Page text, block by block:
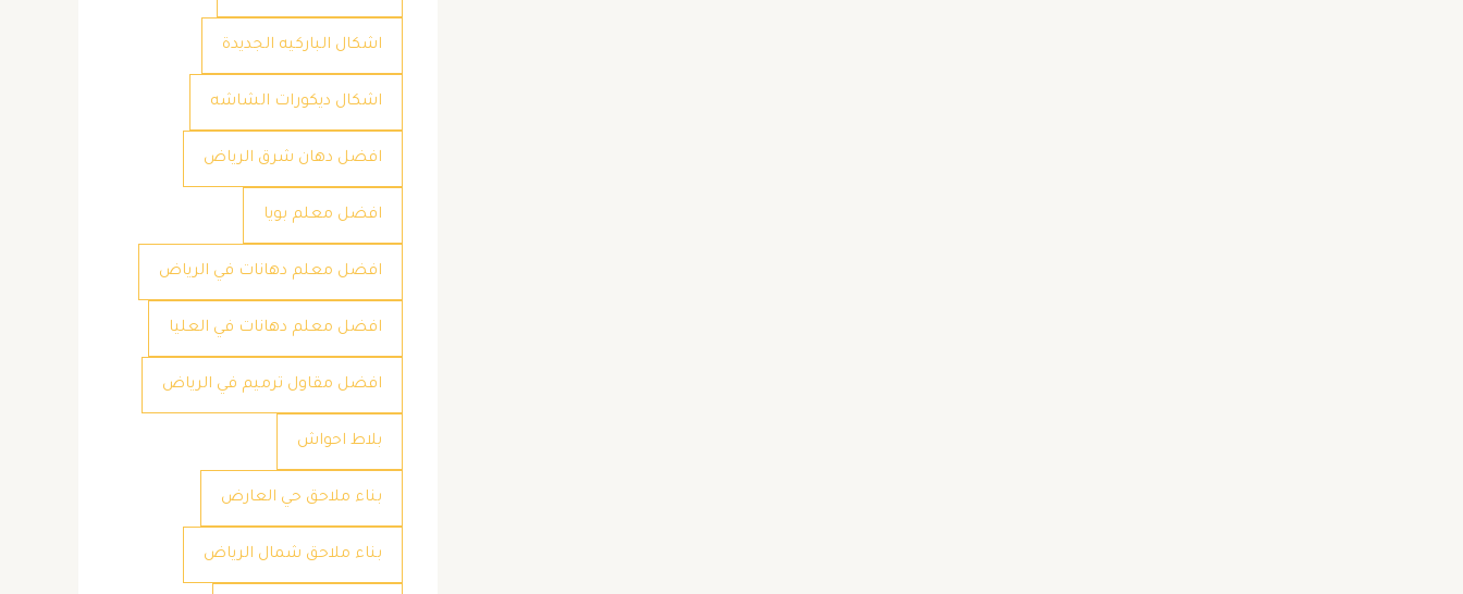
اشكال الباركيه الجديدة
اشكال ديكورات الشاشه
افضل دهان شرق الرياض
افضل معلم بويا
افضل معلم دهانات في الرياض
افضل معلم دهانات في العليا
افضل مقاول ترميم في الرياض
بلاط احواش
بناء ملاحق حي العارض
بناء ملاحق شمال الرياض